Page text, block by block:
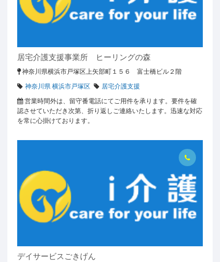
居宅介護支援事業所 ヒーリングの森
神奈川県横浜市戸塚区上矢部町１５６ 富士橋ビル２階
神奈川県 横浜市戸塚区
居宅介護支援
営業時間外は、留守番電話にてご用件を承ります。要件を確
認させていただき次第、折り返しご連絡いたします。迅速な対応
を常に心掛けております。
デイサービスごきげん